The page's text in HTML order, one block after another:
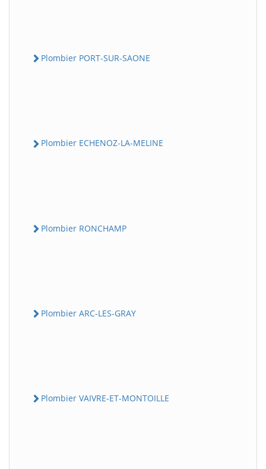
Plombier PORT-SUR-SAONE
Plombier ECHENOZ-LA-MELINE
Plombier RONCHAMP
Plombier ARC-LES-GRAY
Plombier VAIVRE-ET-MONTOILLE